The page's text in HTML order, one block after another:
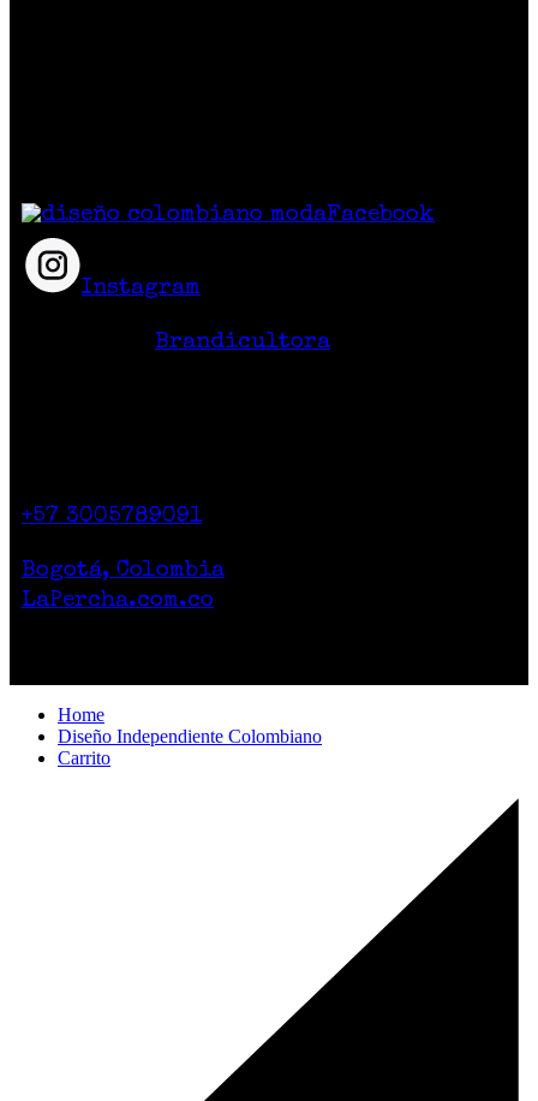
Facebook
Instagram
Brandicultora
+57 3005789091
Bogotá, Colombia
LaPercha.com.co
Home
Diseño Independiente Colombiano
Carrito